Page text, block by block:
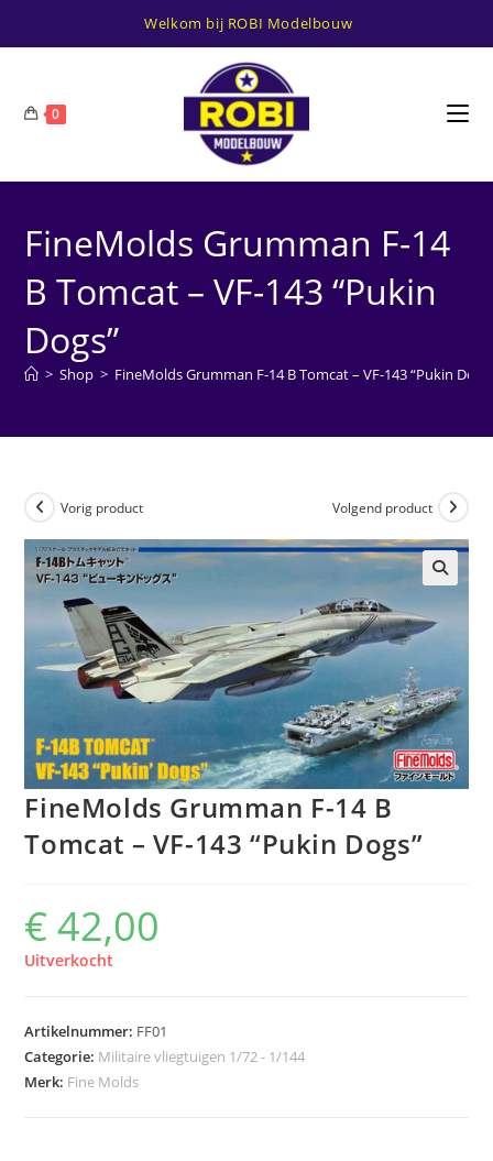
Welkom bij ROBI Modelbouw
0
FineMolds Grumman F-14
B Tomcat – VF-143 “Pukin
Dogs”
> Shop > FineMolds Grumman F-14 B Tomcat – VF-143 “Pukin
Vorig product Volgend product
FineMolds Grumman F-14 B
Tomcat – VF-143 “Pukin Dogs”
€ 42,00
Uitverkocht
Artikelnummer: FF01
Categorie: Militaire vliegtuigen 1/72 - 1/144
Merk: Fine Molds